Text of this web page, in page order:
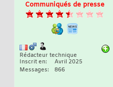
Communiqués de presse
Rédacteur technique
Inscrit en
Avril 2025
Messages
866